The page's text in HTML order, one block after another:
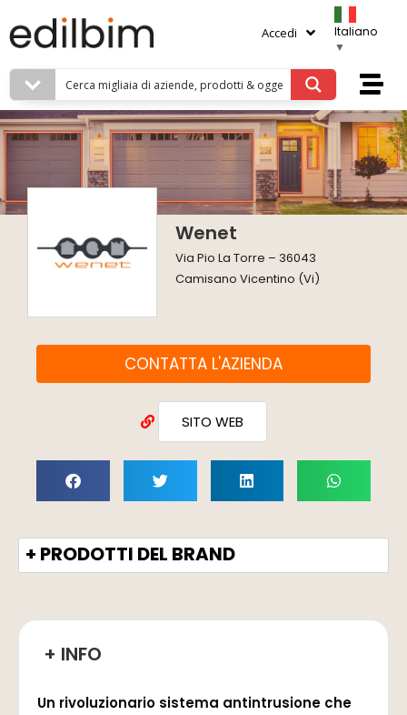
Accedi
Italiano
▼
Wenet
Via Pio La Torre – 36043
Camisano Vicentino (Vi)
CONTATTA L'AZIENDA
SITO WEB
+ PRODOTTI DEL BRAND
+ INFO
Un rivoluzionario sistema antintrusione che